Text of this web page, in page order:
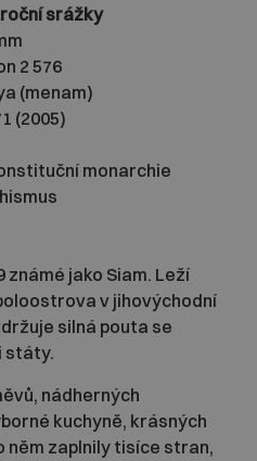
srážky
2 576
(menam)
(2005)
monarchie
známé jako Siam. Leží
v jihovýchodní
silná pouta se
státy.
nádherných
kuchyně, krásných
něm zaplnily tisíce stran,